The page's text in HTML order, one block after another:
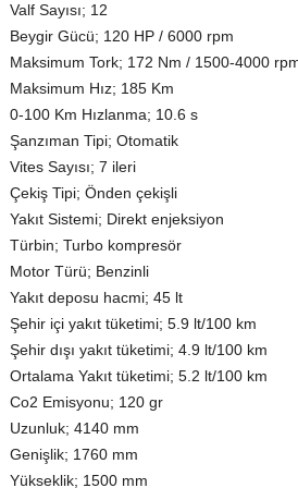
Valf Sayısı; 12
Beygir Gücü; 120 HP / 6000 rpm
Maksimum Tork; 172 Nm / 1500-4000
Maksimum Hız; 185 Km
0-100 Km Hızlanma; 10.6 s
Şanzıman Tipi; Otomatik
Vites Sayısı; 7 ileri
Çekiş Tipi; Önden çekişli
Yakıt Sistemi; Direkt enjeksiyon
Türbin; Turbo kompresör
Motor Türü; Benzinli
Yakıt deposu hacmi; 45 lt
Şehir içi yakıt tüketimi; 5.9 lt/100 km
Şehir dışı yakıt tüketimi; 4.9 lt/100 km
Ortalama Yakıt tüketimi; 5.2 lt/100 km
Co2 Emisyonu; 120 gr
Uzunluk; 4140 mm
Genişlik; 1760 mm
Yükseklik; 1500 mm